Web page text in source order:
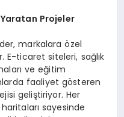
Yaratan Projeler
markalara özel
E-ticaret siteleri, sağlık
ve eğitim
faaliyet gösteren
geliştiriyor. Her
sayesinde